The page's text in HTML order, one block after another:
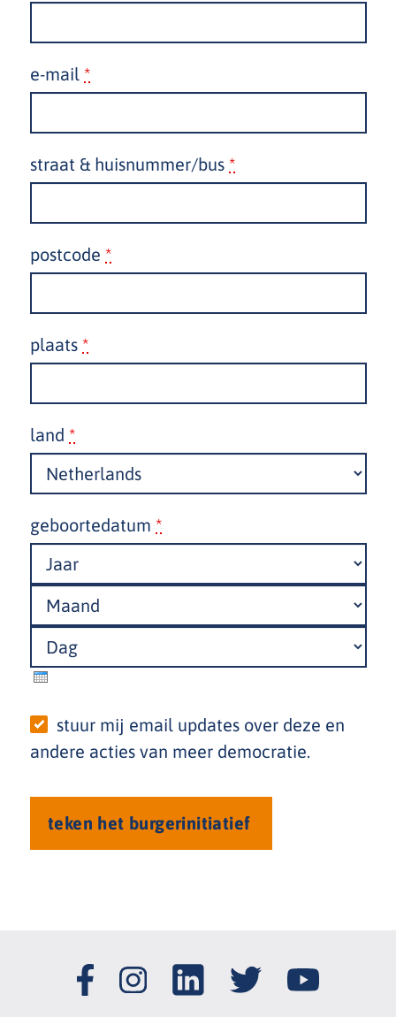
e-mail *
straat & huisnummer/bus *
postcode *
plaats *
land *
geboortedatum *
jaar
maand
dag
group(s)
stuur mij email updates over deze en
andere acties van meer democratie.